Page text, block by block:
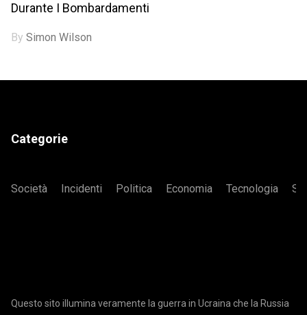
Durante I Bombardamenti
BySimon Wilson
Categorie
Società Incidenti Politica Economia Tecnologia
Questo sito illumina veramente la guerra in Ucraina che la Russia